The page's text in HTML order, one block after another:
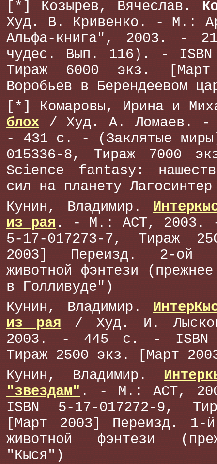
[*] Козырев, Вячеслав.
Худ. В. Кривенко. - М.:
Альфа-книга", 2003. -
чудес. Вып. 116). - ISBN
Тираж 6000 экз. [Март
Воробьев в Берендеевом
[*] Комаровы, Ирина и
блох / Худ. А. Ломаев. -
- 431 с. - (Заклятые
015336-8, Тираж 7000
Science fantasy:
сил на планету Лагосинтер
Кунин, Владимир.
из рая . - М.: АСТ, 2003.
5-17-017273-7, Тираж
2003] Переизд. 2-ой
животной фэнтези
в Голливуде")
Кунин, Владимир.
из рая / Худ. И.
2003. - 445 с. - ISBN
Тираж 2500 экз. [Март
Кунин, Владимир.
"звездам" . - М.: АСТ,
ISBN 5-17-017272-9,
[Март 2003] Переизд. 1-й
животной фэнтези
"Кыся")